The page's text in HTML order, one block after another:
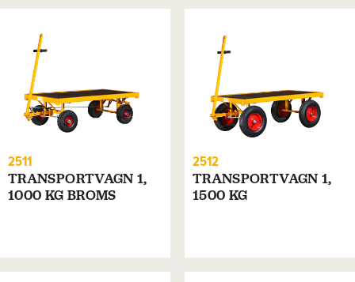
2511
TRANSPORTVAGN 1,
1000 KG BROMS
2512
TRANSPORTVAGN 1,
1500 KG